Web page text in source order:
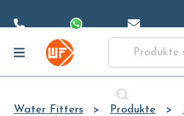
Content
Water Fitters Produkte